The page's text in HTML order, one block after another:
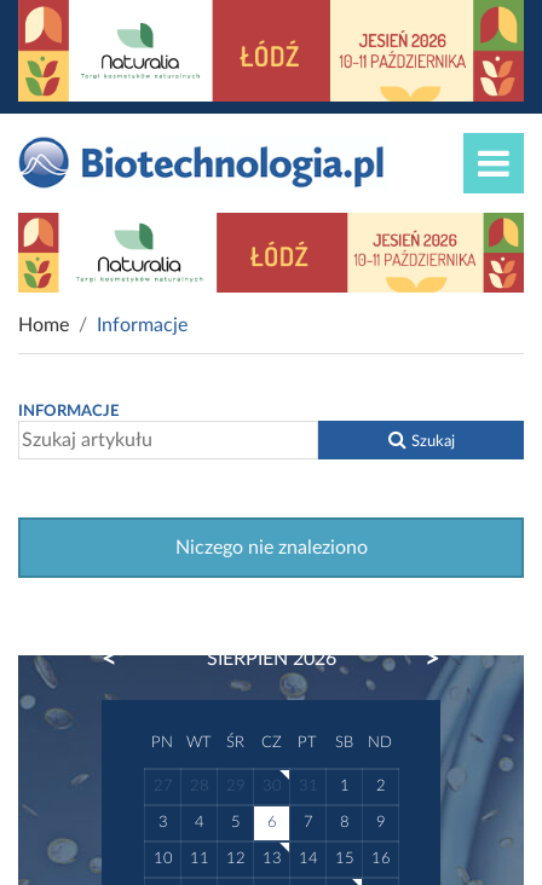
Home Informacje
INFORMACJE
Szukaj
Niczego nie znaleziono
SIERPIEŃ 2026
PREVIOUS NEXT
PN WT ŚR CZ PT SB ND
27 28 29 30 31 1 2
3 4 5 6 7 8 9
10 11 12 13 14 15 16